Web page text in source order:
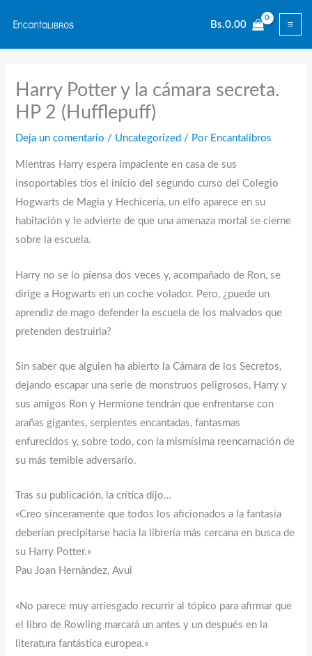
contenido
Bs.0.00
Harry Potter y la cámara secreta.
HP 2 (Hufflepuff)
Deja un comentario / Uncategorized / Por Encantalibros
Mientras Harry espera impaciente en casa de sus
insoportables tíos el inicio del segundo curso del Colegio
Hogwarts de Magia y Hechicería, un elfo aparece en su
habitación y le advierte de que una amenaza mortal se cierne
sobre la escuela.
Harry no se lo piensa dos veces y, acompañado de Ron, se
dirige a Hogwarts en un coche volador. Pero, ¿puede un
aprendiz de mago defender la escuela de los malvados que
pretenden destruirla?
Sin saber que alguien ha abierto la Cámara de los Secretos,
dejando escapar una serie de monstruos peligrosos, Harry y
sus amigos Ron y Hermione tendrán que enfrentarse con
arañas gigantes, serpientes encantadas, fantasmas
enfurecidos y, sobre todo, con la mismísima reencarnación de
su más temible adversario.
Tras su publicación, la crítica dijo…
«Creo sinceramente que todos los aficionados a la fantasía
deberían precipitarse hacia la librería más cercana en busca de
su Harry Potter.»
Pau Joan Hernàndez, Avui
«No parece muy arriesgado recurrir al tópico para afirmar que
el libro de Rowling marcará un antes y un después en la
literatura fantástica europea.»